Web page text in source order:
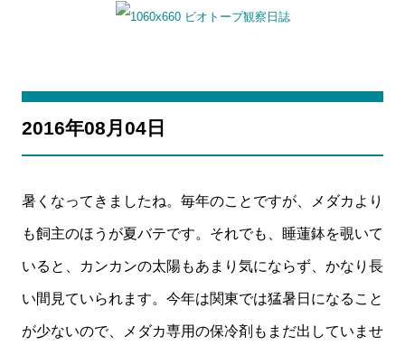
2016年08月04日
暑くなってきましたね。毎年のことですが、メダカより
も飼主のほうが夏バテです。それでも、睡蓮鉢を覗いて
いると、カンカンの太陽もあまり気にならず、かなり長
い間見ていられます。今年は関東では猛暑日になること
が少ないので、メダカ専用の保冷剤もまだ出していませ